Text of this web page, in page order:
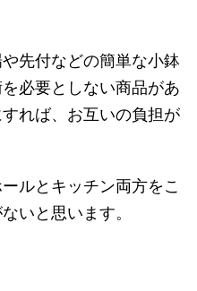
先付などの簡単な小鉢
必要としない商品があ
れば、お互いの負担が
ルとキッチン両方をこ
いと思います。